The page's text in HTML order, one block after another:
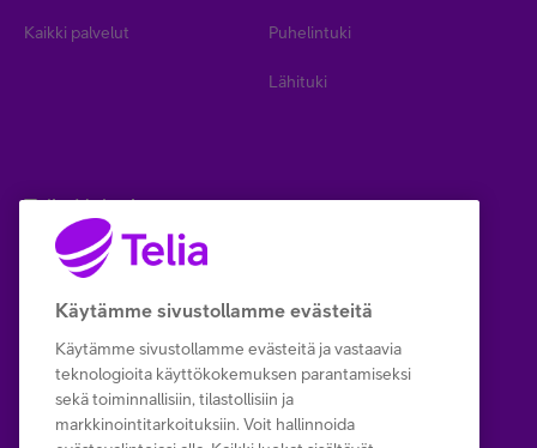
Kaikki palvelut Puhelintuki
Lähituki
Telia Helppi
Helppi
Yhteystiedot
Neuvot & Niksit
Käytämme sivustollamme evästeitä
Käytämme sivustollamme evästeitä ja vastaavia
teknologioita käyttökokemuksen parantamiseksi
sekä toiminnallisiin, tilastollisiin ja
markkinointitarkoituksiin. Voit hallinnoida